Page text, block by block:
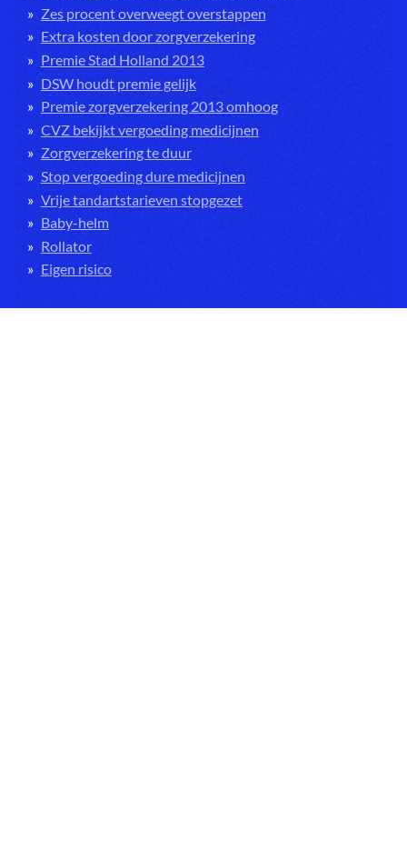
Zes procent overweegt overstappen
Extra kosten door zorgverzekering
Premie Stad Holland 2013
DSW houdt premie gelijk
Premie zorgverzekering 2013 omhoog
CVZ bekijkt vergoeding medicijnen
Zorgverzekering te duur
Stop vergoeding dure medicijnen
Vrije tandartstarieven stopgezet
Baby-helm
Rollator
Eigen risico